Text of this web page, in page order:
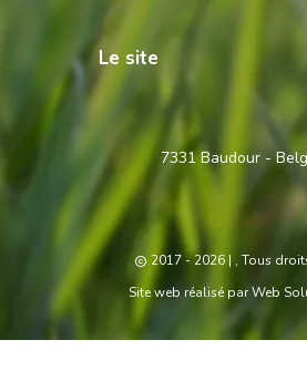
Le site
Contactez-
7331 Baudour -
2017 - 2026| , Tous
Site web réalisé parWeb